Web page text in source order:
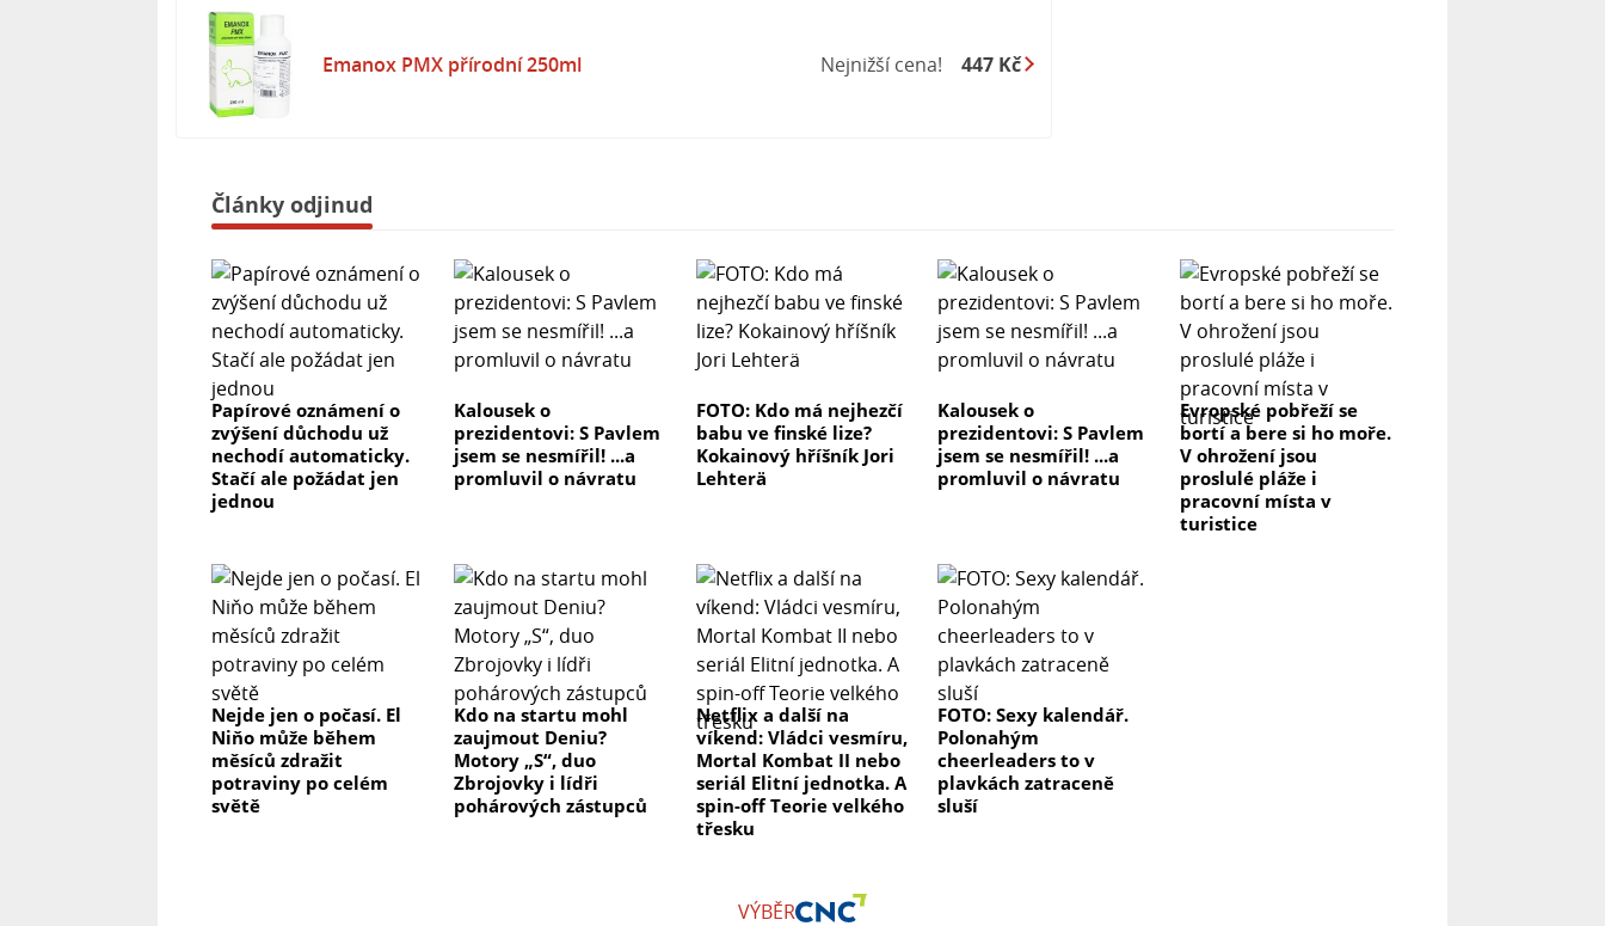
Emanox PMX přírodní 250ml Nejnižší cena! 447 Kč
Články odjinud
Papírové oznámení o
zvýšení důchodu už
nechodí automaticky.
Stačí ale požádat jen
jednou
Kalousek o
prezidentovi: S Pavlem
jsem se nesmířil! ...a
promluvil o návratu
FOTO: Kdo má nejhezčí
babu ve finské lize?
Kokainový hříšník Jori
Lehterä
Kalousek o
prezidentovi: S Pavlem
jsem se nesmířil! ...a
promluvil o návratu
Evropské pobřeží se
bortí a bere si ho moře.
V ohrožení jsou
proslulé pláže i
pracovní místa v
turistice
Nejde jen o počasí. El
Niňo může během
měsíců zdražit
potraviny po celém
světě
Kdo na startu mohl
zaujmout Deniu?
Motory „S“, duo
Zbrojovky i lídři
pohárových zástupců
Netflix a další na
víkend: Vládci vesmíru,
Mortal Kombat II nebo
seriál Elitní jednotka. A
spin-off Teorie velkého
třesku
FOTO: Sexy kalendář.
Polonahým
cheerleaders to v
plavkách zatraceně
sluší
VÝBĚR